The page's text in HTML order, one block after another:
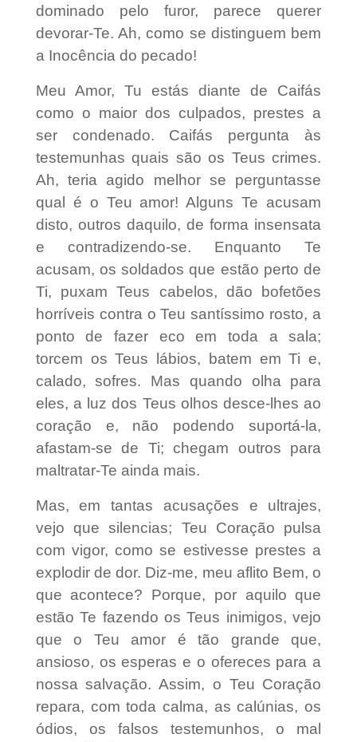
dominado pelo furor, parece querer
devorar-Te. Ah, como se distinguem bem
a Inocência do pecado!
Meu Amor, Tu estás diante de Caifás
como o maior dos culpados, prestes a
ser condenado. Caifás pergunta às
testemunhas quais são os Teus crimes.
Ah, teria agido melhor se perguntasse
qual é o Teu amor! Alguns Te acusam
disto, outros daquilo, de forma insensata
e contradizendo-se. Enquanto Te
acusam, os soldados que estão perto de
Ti, puxam Teus cabelos, dão bofetões
horríveis contra o Teu santíssimo rosto, a
ponto de fazer eco em toda a sala;
torcem os Teus lábios, batem em Ti e,
calado, sofres. Mas quando olha para
eles, a luz dos Teus olhos desce-lhes ao
coração e, não podendo suportá-la,
afastam-se de Ti; chegam outros para
maltratar-Te ainda mais.
Mas, em tantas acusações e ultrajes,
vejo que silencias; Teu Coração pulsa
com vigor, como se estivesse prestes a
explodir de dor. Diz-me, meu aflito Bem, o
que acontece? Porque, por aquilo que
estão Te fazendo os Teus inimigos, vejo
que o Teu amor é tão grande que,
ansioso, os esperas e o ofereces para a
nossa salvação. Assim, o Teu Coração
repara, com toda calma, as calúnias, os
ódios, os falsos testemunhos, o mal